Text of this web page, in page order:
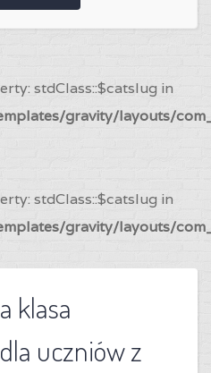
stdClass::$catslug in
gravity/layouts/
stdClass::$catslug in
gravity/layouts/
klasa
uczniów z